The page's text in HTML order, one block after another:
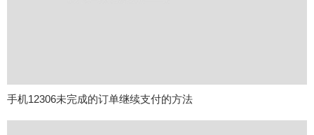
手机12306未完成的订单继续支付的方法